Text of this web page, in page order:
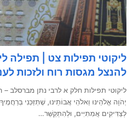
ליקוטי תפילות צט | תפילה
להנצל מגסות רוח ולזכות
ליקוטי תפילות חלק א לרבי נתן מברסלב –
יְהֹוָה אֱלֹהֵינוּ וֵאלֹהֵי אֲבוֹתֵינוּ, שֶׁתְּזַכֵּנִי
לְצַדִּיקִים אֲמִתִּיִּים, וּלְהִתְקַשֵּׁר…